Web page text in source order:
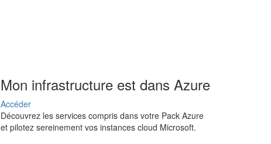
Mon infrastructure est dans Azure
Accéder
Découvrez les services compris dans votre Pack Azure
et pilotez sereinement vos instances cloud Microsoft.